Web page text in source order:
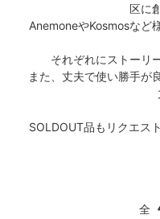
区に
AnemoneやKosmosなど
それぞれにストーリ
また、丈夫で使い勝手が
SOLDOUT品もリクエス
全